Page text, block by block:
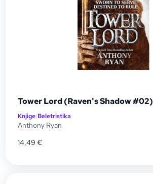
Tower Lord (Raven's Shadow #02)
Knjige|Beletristika
Anthony Ryan
14,49€